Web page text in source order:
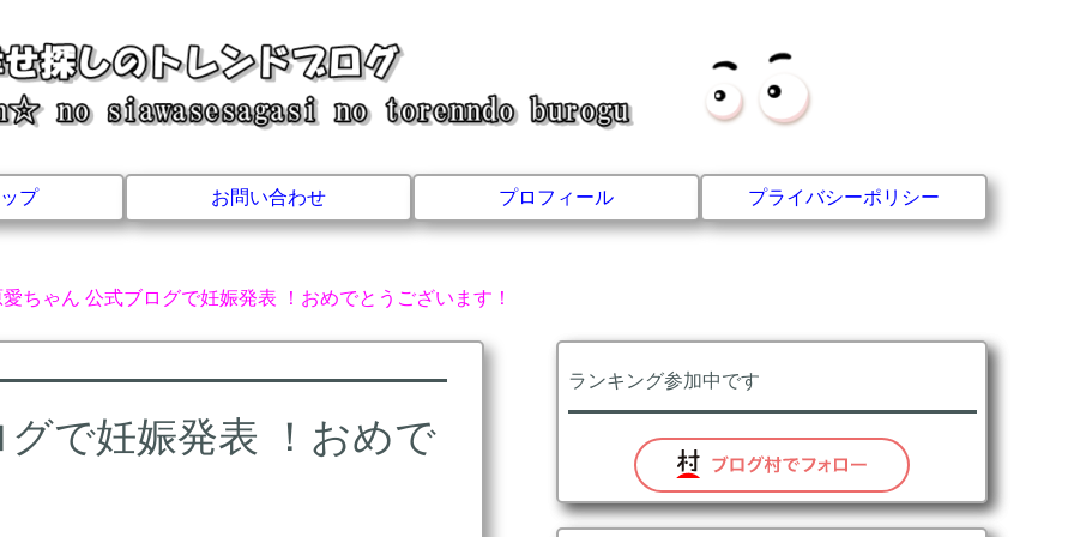
プ お問い合わせ プロフィール プライバシーポリシー
ちゃん 公式ブログで妊娠発表 ！おめでとうございます！
で妊娠発表 ！おめで
ランキング参加中です